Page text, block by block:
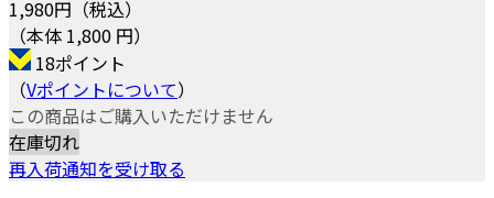
1,980円（税込）
（本体 1,800 円）
18ポイント
（Vポイントについて）
この商品はご購入いただけません
在庫切れ
再入荷通知を受け取る